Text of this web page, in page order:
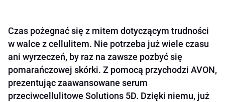
Czas pożegnać się z mitem dotyczącym trudności
w walce z cellulitem. Nie potrzeba już wiele czasu
ani wyrzeczeń, by raz na zawsze pozbyć się
pomarańczowej skórki. Z pomocą przychodzi AVON,
prezentując zaawansowane serum
przeciwcellulitowe Solutions 5D. Dzięki niemu, już